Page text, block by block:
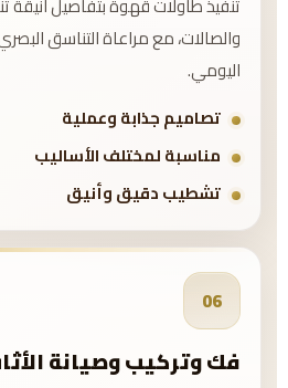
والصالات، مع مراعاة التناسق
اليومي.
تصاميم جذابة وعملية
مناسبة لمختلف الأساليب
تشطيب دقيق وأنيق
06
فك وتركيب وصيانة